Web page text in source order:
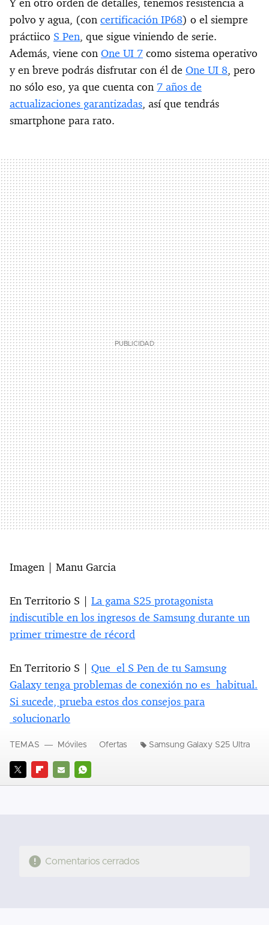
Y en otro orden de detalles, tenemos resistencia a
polvo y agua, (con certificación IP68) o el siempre
práctiico S Pen, que sigue viniendo de serie.
Además, viene con One UI 7 como sistema operativo
y en breve podrás disfrutar con él de One UI 8, pero
no sólo eso, ya que cuenta con 7 años de
actualizaciones garantizadas, así que tendrás
smartphone para rato.
Imagen | Manu Garcia
En Territorio S | La gama S25 protagonista
indiscutible en los ingresos de Samsung durante un
primer trimestre de récord
En Territorio S | Que el S Pen de tu Samsung
Galaxy tenga problemas de conexión no es habitual.
Si sucede, prueba estos dos consejos para
solucionarlo
TWITTERFLIPBOARD
E- WHATSAPP
TEMAS Móviles Ofertas Samsung Galaxy S25 Ultra
Comentarios cerrados